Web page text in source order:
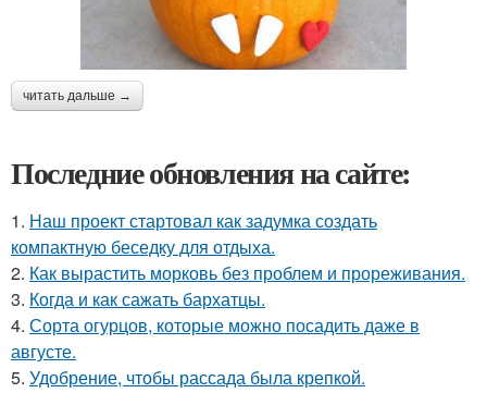
читать дальше →
Последние обновления на сайте:
1. Наш проект стартовал как задумка создать
компактную беседку для отдыха.
2. Как вырастить морковь без проблем и прореживания.
3. Когда и как сажать бархатцы.
4. Сорта огурцов, которые можно посадить даже в
августе.
5. Удобрение, чтобы рассада была крепкoй.